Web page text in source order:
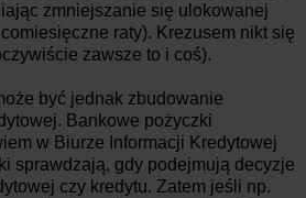
zmniejszanie się ulokowanej
raty). Krezusem nikt się
zawsze to i coś).
być jednak zbudowanie
Bankowe pożyczki
w Biurze Informacji Kredytowej
sprawdzają, gdy podejmują decyzje
czy kredytu. Zatem jeśli np.